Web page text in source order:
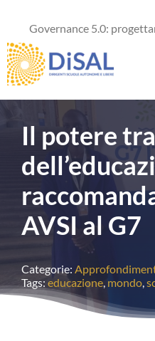
contenuto
Governance 5.0: progettare
Chi siamo
News
Formazione
Concorsi
Pubblicazioni
Il potere
AVSI al G7
Categorie:
Tags: educazione, mondo,